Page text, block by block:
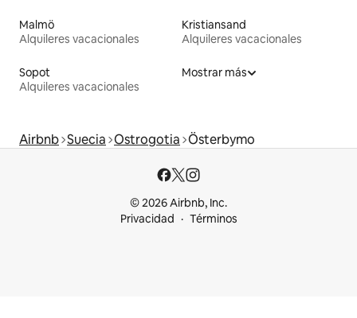
Malmö
Alquileres vacacionales
Kristiansand
Alquileres vacacionales
Sopot
Alquileres vacacionales
Mostrar más
Airbnb Suecia Ostrogotia Österbymo
© 2026 Airbnb, Inc.
Privacidad
Términos